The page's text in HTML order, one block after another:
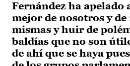
Fernández ha apelado
mejor de nosotros y de
mismas y huir de
baldías que no son
de ahí que se haya